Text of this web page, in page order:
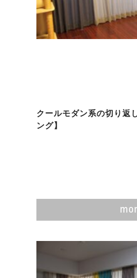
クールモダン系の切り返
ング】